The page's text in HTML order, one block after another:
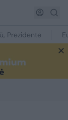
Prezidente